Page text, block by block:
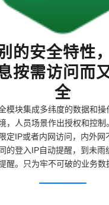
的安全特性
按需访问而
全
模块集成多纬度的数据和操
，人员场景作出授权和控制
定IP或者内网访问，内外网
的登入IP自动提醒，到未雨
醒。只为牢不可破的业务数